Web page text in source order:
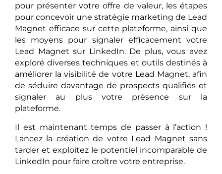
pour présenter votre offre de valeur, les étapes
pour concevoir une stratégie marketing de Lead
Magnet efficace sur cette plateforme, ainsi que
les moyens pour signaler efficacement votre
Lead Magnet sur LinkedIn. De plus, vous avez
exploré diverses techniques et outils destinés à
améliorer la visibilité de votre Lead Magnet, afin
de séduire davantage de prospects qualifiés et
signaler au plus votre présence sur la
plateforme.
Il est maintenant temps de passer à l’action !
Lancez la création de votre Lead Magnet sans
tarder et exploitez le potentiel incomparable de
LinkedIn pour faire croître votre entreprise.